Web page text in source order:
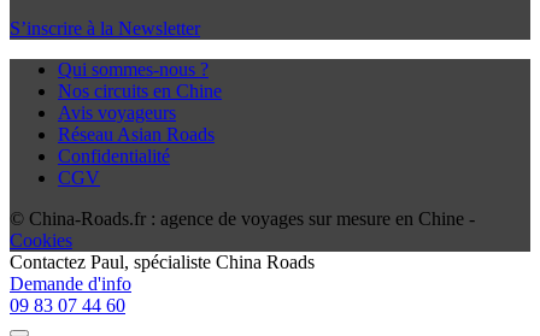
S’inscrire à la Newsletter
Qui sommes-nous ?
Nos circuits en Chine
Avis voyageurs
Réseau Asian Roads
Confidentialité
CGV
© China-Roads.fr : agence de voyages sur mesure en Chine -
Cookies
Contactez Paul, spécialiste China Roads
Demande d'info
09 83 07 44 60